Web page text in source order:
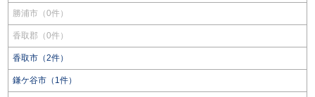
勝浦市（0件）
香取郡（0件）
香取市（2件）
鎌ケ谷市（1件）